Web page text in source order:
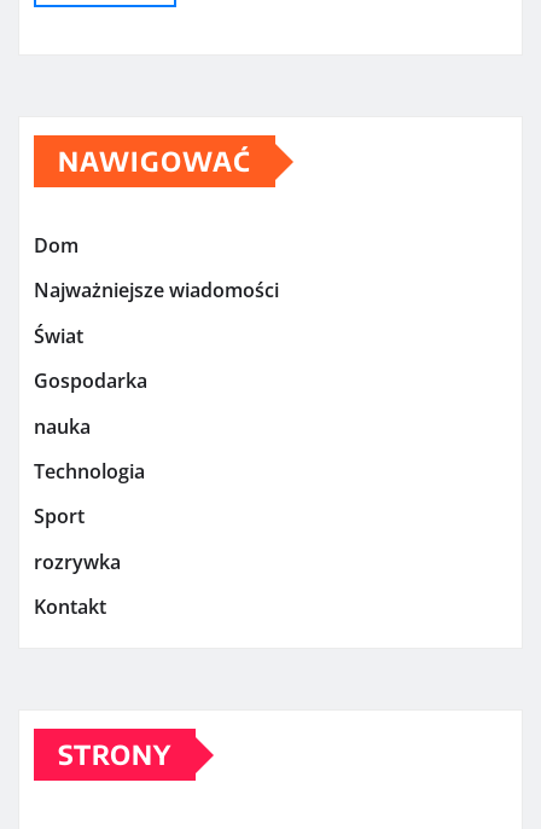
NAWIGOWAĆ
Dom
Najważniejsze wiadomości
Świat
Gospodarka
nauka
Technologia
Sport
rozrywka
Kontakt
STRONY